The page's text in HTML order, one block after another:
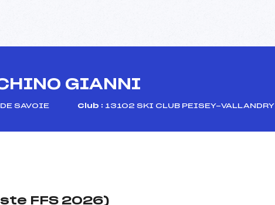
GIANNI
SAVOIE Club : 13102 SKI CLUB PEISEY-VALLANDRY
FFS 2026)